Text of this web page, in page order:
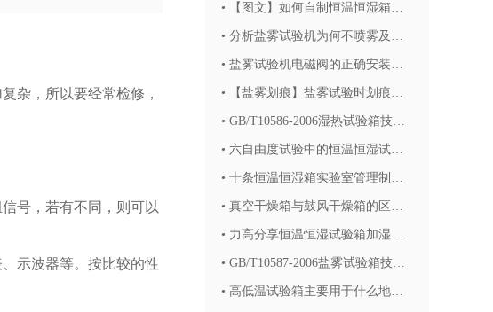
杂，所以要经常检修，
号，若有不同，则可以
示波器等。按比较的性
• 【图文】如何自制恒温恒湿箱，可以实现这种效果的箱不?
• 分析盐雾试验机为何不喷雾及故障排除方法
• 盐雾试验机电磁阀的正确安装方法
• 【盐雾划痕】盐雾试验时划痕工具以及划痕大小的规定
• GB/T10586-2006湿热试验箱技术条件
• 六自由度试验中的恒温恒湿试验箱的基本技术参数
• 十条恒温恒湿箱实验室管理制度参考标准
• 真空干燥箱与鼓风干燥箱的区别?温度是根据什么介质来控温的?
• 力高分享恒温恒湿试验箱加湿及除湿的技术方法
• GB/T10587-2006盐雾试验箱技术条件
• 高低温试验箱主要用于什么地方?什么叫高低温试验箱？